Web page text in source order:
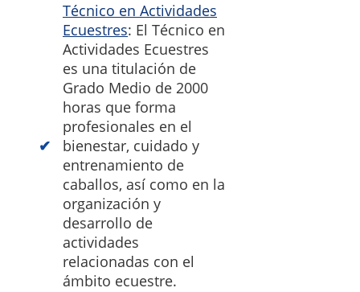
Técnico en Actividades
Ecuestres: El Técnico en
Actividades Ecuestres
es una titulación de
Grado Medio de 2000
horas que forma
profesionales en el
bienestar, cuidado y
entrenamiento de
caballos, así como en la
organización y
desarrollo de
actividades
relacionadas con el
ámbito ecuestre.